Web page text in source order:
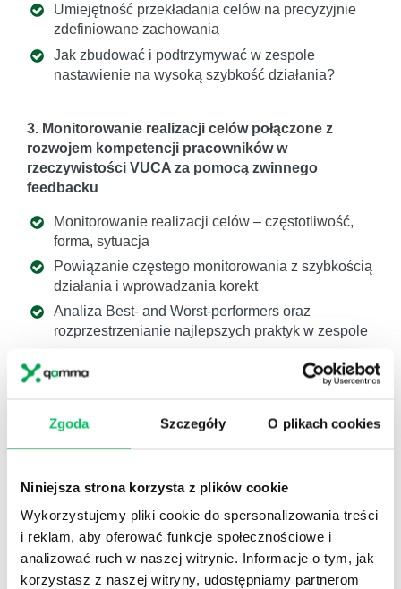
Zgoda Szczegóły O plikach cookies
Niniejsza strona korzysta z plików cookie
Wykorzystujemy pliki cookie do spersonalizowania treści
i reklam, aby oferować funkcje społecznościowe i
analizować ruch w naszej witrynie. Informacje o tym, jak
korzystasz z naszej witryny, udostępniamy partnerom
Umiejętność przekładania celów na precyzyjnie
zdefiniowane zachowania
Jak zbudować i podtrzymywać w zespole
nastawienie na wysoką szybkość działania?
3. Monitorowanie realizacji celów połączone z
rozwojem kompetencji pracowników w
rzeczywistości VUCA za pomocą zwinnego
feedbacku
Monitorowanie realizacji celów – częstotliwość,
forma, sytuacja
Powiązanie częstego monitorowania z szybkością
działania i wprowadzania korekt
Analiza Best- and Worst-performers oraz
rozprzestrzenianie najlepszych praktyk w zespole
i jak go dawać, aby osiągnąć zamierzony skutek?
komu jakiego udzielać?
Feedback Instruktażowy – zasady i kroki
Feedback Inspirujący – zasady i kroki
przekazywania (symulacje)
4. Egzekwowanie i rozliczanie realizacji zadań